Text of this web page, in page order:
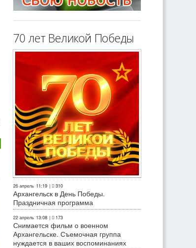
70 лет Великой Победы
26 апрель 11:19 | 310
Архангельск в День Победы.
Праздничная программа
22 апрель 13:08 | 173
Снимается фильм о военном
Архангельске. Съемочная группа
нуждается в ваших воспоминаниях